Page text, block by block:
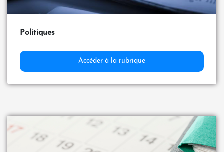
Politiques
Accéder à la rubrique